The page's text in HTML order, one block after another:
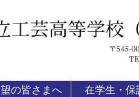
の皆さまへ 在学生・